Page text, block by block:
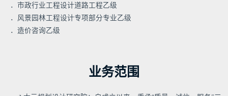
．市政行业工程设计道路工程乙级
．风景园林工程设计专项部分专业乙级
．造价咨询乙级
业务范围